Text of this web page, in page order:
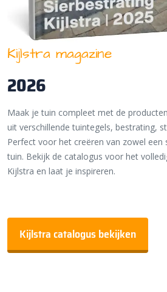
Kijlstra magazine
2026
Maak je tuin compleet met de
uit verschillende tuintegels, bestrating,
Perfect voor het creëren van zowel een
tuin. Bekijk de catalogus voor het
Kijlstra en laat je inspireren.
Kijlstra catalogus bekijken